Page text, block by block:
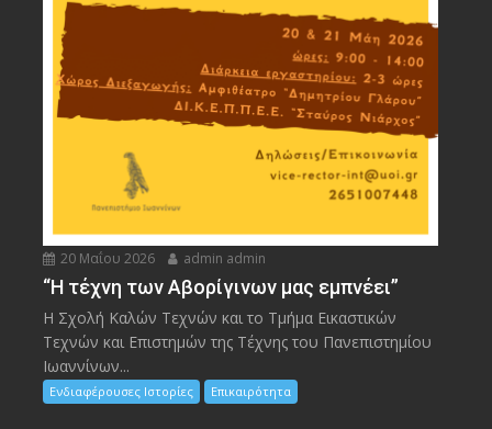
20 Μαΐου 2026 admin admin
“Η τέχνη των Αβορίγινων μας εμπνέει”
Η Σχολή Καλών Τεχνών και το Τμήμα Εικαστικών
Τεχνών και Επιστημών της Τέχνης του Πανεπιστημίου
Ιωαννίνων...
Ενδιαφέρουσες Ιστορίες Επικαιρότητα